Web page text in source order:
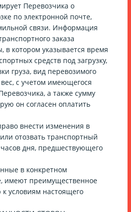
Перевозчика о
по электронной почте,
связи. Информация
заказа
в котором указывается время
средств под загрузку,
груза, вид перевозимого
с учетом имеющегося
а также сумму
он согласен оплатить
внести изменения в
отозвать транспортный
часов дня, предшествующего
в конкретном
имеют преимущественное
условиям настоящего